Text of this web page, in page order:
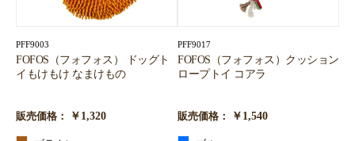
PFF9003
FOFOS（フォフォス） ドッグト
イもけもけ なまけもの
販売価格： ￥1,320
PFF9017
FOFOS（フォフォス）クッション
ロープトイ コアラ
販売価格： ￥1,540